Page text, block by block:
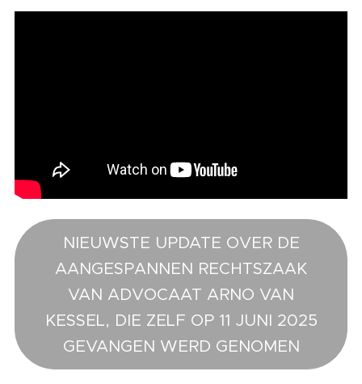
NIEUWSTE UPDATE OVER DE
AANGESPANNEN RECHTSZAAK
VAN ADVOCAAT ARNO VAN
KESSEL, DIE ZELF OP 11 JUNI 2025
GEVANGEN WERD GENOMEN